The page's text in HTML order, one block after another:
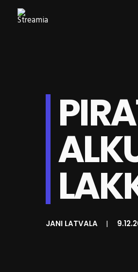
JANI LATVALA |